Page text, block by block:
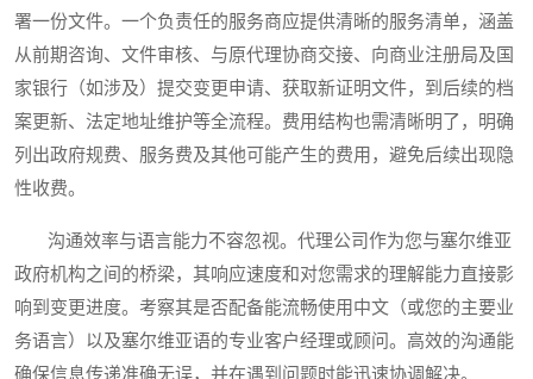
署一份文件。一个负责任的服务商应提供清晰的服务清单，涵盖
从前期咨询、文件审核、与原代理协商交接、向商业注册局及国
家银行（如涉及）提交变更申请、获取新证明文件，到后续的档
案更新、法定地址维护等全流程。费用结构也需清晰明了，明确
列出政府规费、服务费及其他可能产生的费用，避免后续出现隐
性收费。
沟通效率与语言能力不容忽视。代理公司作为您与塞尔维亚
政府机构之间的桥梁，其响应速度和对您需求的理解能力直接影
响到变更进度。考察其是否配备能流畅使用中文（或您的主要业
务语言）以及塞尔维亚语的专业客户经理或顾问。高效的沟通能
确保信息传递准确无误，并在遇到问题时能迅速协调解决。